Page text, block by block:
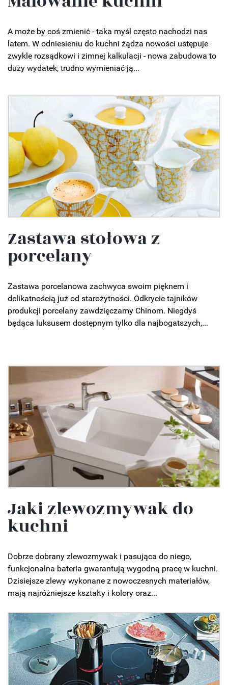
A może by coś zmienić - taka myśl często nachodzi nas
latem. W odniesieniu do kuchni żądza nowości ustępuje
zwykle rozsądkowi i zimnej kalkulacji - nowa zabudowa to
duży wydatek, trudno wymieniać ją...
Zastawa stołowa z
porcelany
Zastawa porcelanowa zachwyca swoim pięknem i
delikatnością już od starożytności. Odkrycie tajników
produkcji porcelany zawdzięczamy Chinom. Niegdyś
będąca luksusem dostępnym tylko dla najbogatszych,...
Jaki zlewozmywak do
kuchni
Dobrze dobrany zlewozmywak i pasująca do niego,
funkcjonalna bateria gwarantują wygodną pracę w kuchni.
Dzisiejsze zlewy wykonane z nowoczesnych materiałów,
mają najróżniejsze kształty i kolory oraz...